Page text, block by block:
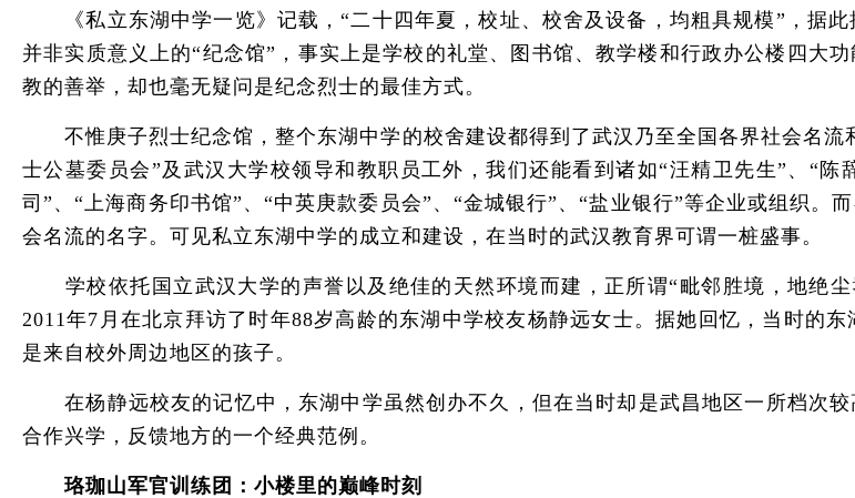
《私立东湖中学一览》记载，“二十四年夏，校址、校舍及设备，均粗具规模”，据此
并非实质意义上的“纪念馆”，事实上是学校的礼堂、图书馆、教学楼和行政办公楼四大
教的善举，却也毫无疑问是纪念烈士的最佳方式。
不惟庚子烈士纪念馆，整个东湖中学的校舍建设都得到了武汉乃至全国各界社会名流
士公墓委员会”及武汉大学校领导和教职员工外，我们还能看到诸如“汪精卫先生”、“
司”、“上海商务印书馆”、“中英庚款委员会”、“金城银行”、“盐业银行”等企业或组织
会名流的名字。可见私立东湖中学的成立和建设，在当时的武汉教育界可谓一桩盛事。
学校依托国立武汉大学的声誉以及绝佳的天然环境而建，正所谓“毗邻胜境，地绝
2011年7月在北京拜访了时年88岁高龄的东湖中学校友杨静远女士。据她回忆，当时的
是来自校外周边地区的孩子。
在杨静远校友的记忆中，东湖中学虽然创办不久，但在当时却是武昌地区一所档次
合作兴学，反馈地方的一个经典范例。
珞珈山军官训练团：小楼里的巅峰时刻